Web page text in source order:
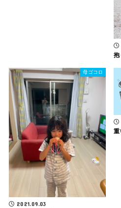
抱
母ゴコロ
2021.09.03
重